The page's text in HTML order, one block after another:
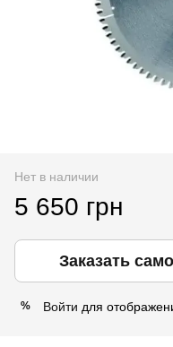
Нет в наличии
5 650 грн
Заказать
% Войти для